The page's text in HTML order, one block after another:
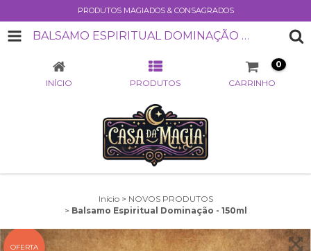
PRODUTOS MAGIADOS & CONSAGRADOS
BALSAMO ESPIRITUAL DOMINAÇÃO - 150ML
INÍCIO PRODUTOS CARRINHO
0
Início > NOVOS PRODUTOS
> Balsamo Espiritual Dominação - 150ml
OFERTA